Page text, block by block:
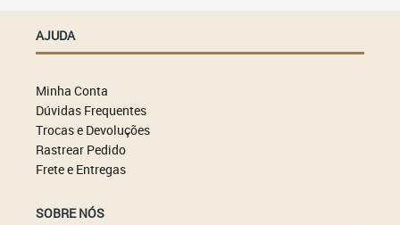
AJUDA
Minha Conta
Dúvidas Frequentes
Trocas e Devoluções
Rastrear Pedido
Frete e Entregas
SOBRE NÓS